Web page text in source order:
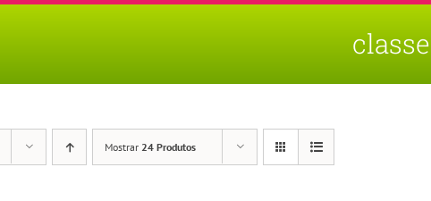
classe
Mostrar 24 Produtos